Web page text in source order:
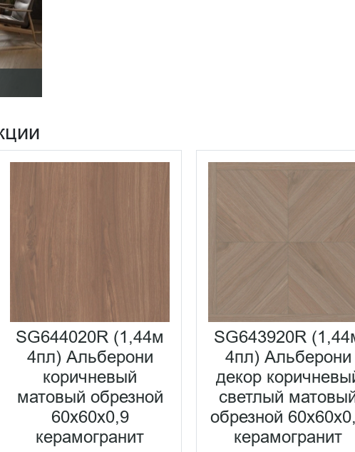
SG644020R (1,44м
4пл) Альберони
коричневый
матовый обрезной
60x60x0,9
керамогранит
SG643920R
4пл) Альберони
декор
светлый
обрезной
керамогранит